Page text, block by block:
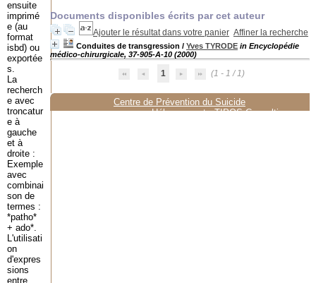
Documents disponibles écrits par cet auteur
Ajouter le résultat dans votre panier Affiner la recherche
Conduites de transgression / Yves TYRODE in Encyclopédie
médico-chirurgicale, 37-905-A-10 (2000)
1 (1 - 1 / 1)
Centre de Prévention du Suicide
Hébergement :TIPOS Consulting
ensuite
imprimé
e (au
format
isbd) ou
exportée
s.
La
recherch
e avec
troncatur
e à
gauche
et à
droite :
Exemple
avec
combinai
son de
termes :
*patho*
+ ado*.
L'utilisati
on
d'expres
sions
entre